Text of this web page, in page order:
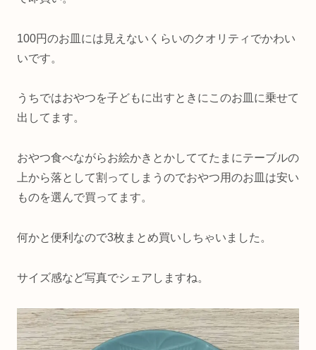
100円のお皿には見えないくらいのクオリティでかわい
いです。
うちではおやつを子どもに出すときにこのお皿に乗せて
出してます。
おやつ食べながらお絵かきとかしててたまにテーブルの
上から落として割ってしまうのでおやつ用のお皿は安い
ものを選んで買ってます。
何かと便利なので3枚まとめ買いしちゃいました。
サイズ感など写真でシェアしますね。